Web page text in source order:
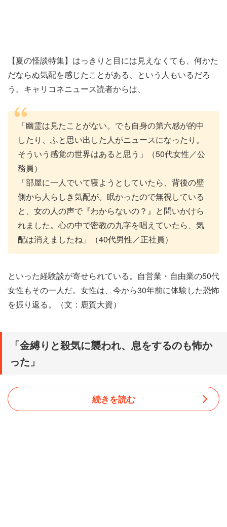
【夏の怪談特集】はっきりと目には見えなくても、何かた
だならぬ気配を感じたことがある、という人もいるだろ
う。キャリコネニュース読者からは、
「幽霊は見たことがない。でも自身の第六感が的中
したり、ふと思い出した人がニュースになったり。
そういう感覚の世界はあると思う」（50代女性／公
務員）
「部屋に一人でいて寝ようとしていたら、背後の壁
側から人らしき気配が。眠かったので無視している
と、女の人の声で『わからないの？』と問いかけら
れました。心の中で密教の九字を唱えていたら、気
配は消えましたね」（40代男性／正社員）
といった経験談が寄せられている。自営業・自由業の50代
女性もその一人だ。女性は、今から30年前に体験した恐怖
を振り返る。（文：鹿賀大資）
「金縛りと殺気に襲われ、息をするのも怖か
った」
続きを読む